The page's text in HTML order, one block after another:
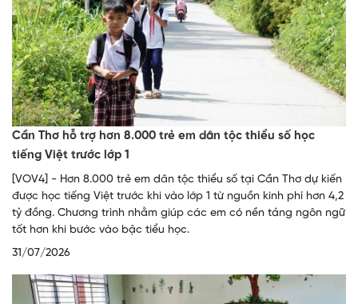
Cần Thơ hỗ trợ hơn 8.000 trẻ em dân tộc thiểu số học
tiếng Việt trước lớp 1
[VOV4] - Hơn 8.000 trẻ em dân tộc thiểu số tại Cần Thơ dự kiến
được học tiếng Việt trước khi vào lớp 1 từ nguồn kinh phí hơn 4,2
tỷ đồng. Chương trình nhằm giúp các em có nền tảng ngôn ngữ
tốt hơn khi bước vào bậc tiểu học.
31/07/2026